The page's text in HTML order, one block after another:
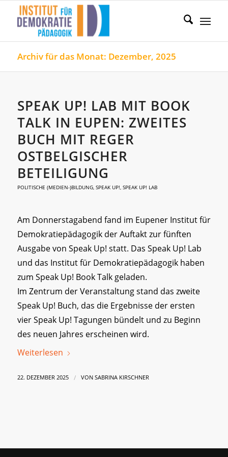
Archiv für das Monat: Dezember, 2025
SPEAK UP! LAB MIT BOOK
TALK IN EUPEN: ZWEITES
BUCH MIT REGER
OSTBELGISCHER
BETEILIGUNG
POLITISCHE (MEDIEN-)BILDUNG, SPEAK UP!, SPEAK UP! LAB
Am Donnerstagabend fand im Eupener Institut für
Demokratiepädagogik der Auftakt zur fünften
Ausgabe von Speak Up! statt. Das Speak Up! Lab
und das Institut für Demokratiepädagogik haben
zum Speak Up! Book Talk geladen.
Im Zentrum der Veranstaltung stand das zweite
Speak Up! Buch, das die Ergebnisse der ersten
vier Speak Up! Tagungen bündelt und zu Beginn
des neuen Jahres erscheinen wird.
Weiterlesen
22. DEZEMBER 2025 / VON SABRINA KIRSCHNER